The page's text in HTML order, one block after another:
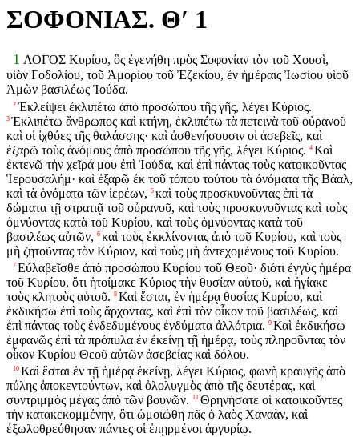
ΣΟΦΟΝΙΑΣ. Θʹ 1
1 ΛΟΓΟΣ Κυρίου, ὃς ἐγενήθη πρὸς Σοφονίαν τὸν τοῦ Χουσὶ,
υἱὸν Γοδολίου, τοῦ Ἀμορίου τοῦ Ἐζεκίου, ἐν ἡμέραις Ἰωσίου υἱοῦ
Ἀμὼν βασιλέως Ἰούδα.
2 Ἐκλείψει ἐκλιπέτω ἀπὸ προσώπου τῆς γῆς, λέγει Κύριος.
3 Ἐκλιπέτω ἄνθρωπος καὶ κτήνη, ἐκλιπέτω τὰ πετεινὰ τοῦ οὐρανοῦ
καὶ οἱ ἰχθύες τῆς θαλάσσης· καὶ ἀσθενήσουσιν οἱ ἀσεβεῖς, καὶ
ἐξαρῶ τοὺς ἀνόμους ἀπὸ προσώπου τῆς γῆς, λέγει Κύριος. 4 Καὶ
ἐκτενῶ τὴν χεῖρά μου ἐπὶ Ἰούδα, καὶ ἐπὶ πάντας τοὺς κατοικοῦντας
Ἱερουσαλήμ· καὶ ἐξαρῶ ἐκ τοῦ τόπου τούτου τὰ ὀνόματα τῆς Βάαλ,
καὶ τὰ ὀνόματα τῶν ἱερέων, 5 καὶ τοὺς προσκυνοῦντας ἐπὶ τὰ
δώματα τῇ στρατιᾷ τοῦ οὐρανοῦ, καὶ τοὺς προσκυνοῦντας καὶ τοὺς
ὀμνύοντας κατὰ τοῦ Κυρίου, καὶ τοὺς ὀμνύοντας κατὰ τοῦ
βασιλέως αὐτῶν, 6 καὶ τοὺς ἐκκλίνοντας ἀπὸ τοῦ Κυρίου, καὶ τοὺς
μὴ ζητοῦντας τὸν Κύριον, καὶ τοὺς μὴ ἀντεχομένους τοῦ Κυρίου.
7 Εὐλαβεῖσθε ἀπὸ προσώπου Κυρίου τοῦ Θεοῦ· διότι ἐγγὺς ἡμέρα
τοῦ Κυρίου, ὅτι ἡτοίμακε Κύριος τὴν θυσίαν αὐτοῦ, καὶ ἡγίακε
τοὺς κλητοὺς αὐτοῦ. 8 Καὶ ἔσται, ἐν ἡμέρᾳ θυσίας Κυρίου, καὶ
ἐκδικήσω ἐπὶ τοὺς ἄρχοντας, καὶ ἐπὶ τὸν οἶκον τοῦ βασιλέως, καὶ
ἐπὶ πάντας τοὺς ἐνδεδυμένους ἐνδύματα ἀλλότρια. 9 Καὶ ἐκδικήσω
ἐμφανῶς ἐπὶ τὰ πρόπυλα ἐν ἐκείνῃ τῇ ἡμέρᾳ, τοὺς πληροῦντας τὸν
οἶκον Κυρίου Θεοῦ αὐτῶν ἀσεβείας καὶ δόλου.
10 Καὶ ἔσται ἐν τῇ ἡμέρᾳ ἐκείνῃ, λέγει Κύριος, φωνὴ κραυγῆς ἀπὸ
πύλης ἀποκεντούντων, καὶ ὀλολυγμὸς ἀπὸ τῆς δευτέρας, καὶ
συντριμμὸς μέγας ἀπὸ τῶν βουνῶν.
11 Θρηνήσατε οἱ κατοικοῦντες
τὴν κατακεκομμένην, ὅτι ὡμοιώθη πᾶς ὁ λαὸς Χαναὰν, καὶ
ἐξωλοθρεύθησαν πάντες οἱ ἐπῃρμένοι ἀργυρίῳ.